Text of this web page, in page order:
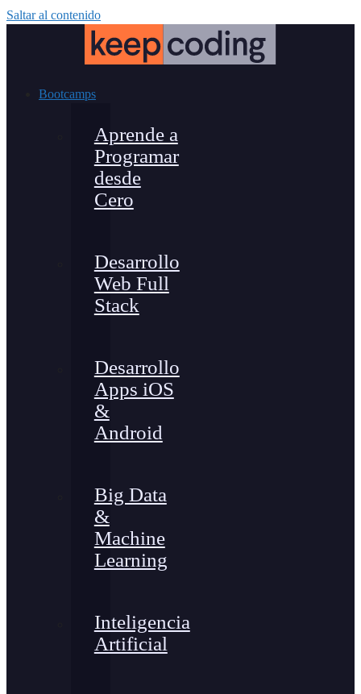
Saltar al contenido
Bootcamps
Aprende a
Programar
desde
Cero
Desarrollo
Web Full
Stack
Desarrollo
Apps iOS
&
Android
Big Data
&
Machine
Learning
Inteligencia
Artificial